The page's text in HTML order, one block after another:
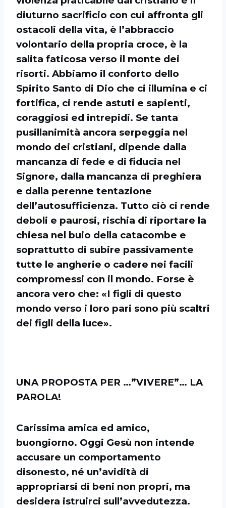
diuturno sacrificio con cui affronta gli
ostacoli della vita, è l’abbraccio
volontario della propria croce, è la
salita faticosa verso il monte dei
risorti. Abbiamo il conforto dello
Spirito Santo di Dio che ci illumina e ci
fortifica, ci rende astuti e sapienti,
coraggiosi ed intrepidi. Se tanta
pusillanimità ancora serpeggia nel
mondo dei cristiani, dipende dalla
mancanza di fede e di fiducia nel
Signore, dalla mancanza di preghiera
e dalla perenne tentazione
dell’autosufficienza. Tutto ciò ci rende
deboli e paurosi, rischia di riportare la
chiesa nel buio della catacombe e
soprattutto di subire passivamente
tutte le angherie o cadere nei facili
compromessi con il mondo. Forse è
ancora vero che: «I figli di questo
mondo verso i loro pari sono più scaltri
dei figli della luce».
UNA PROPOSTA PER …”VIVERE”… LA
PAROLA!
Carissima amica ed amico,
buongiorno. Oggi Gesù non intende
accusare un comportamento
disonesto, né un’avidità di
appropriarsi di beni non propri, ma
desidera istruirci sull’avvedutezza.